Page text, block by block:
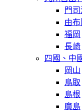
門
由
福岡
長崎
四國、中
岡山
鳥取
島根
廣島